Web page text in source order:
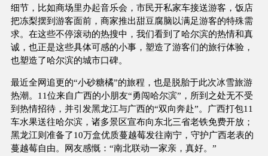
细节，比如商场里办起音乐会，市民开私家车接送游客，饭店
把冻梨摆到游客面前，商家推出甜豆腐脑以满足游客的特殊需
求。在这些不停滚动的热搜中，我们看到了哈尔滨的热情和真
诚，也正是这些具体可感的小事，塑造了游客们的旅行体验，
也塑造了哈尔滨的城市口碑。
最近全网追更的“小砂糖橘”的旅程，也是脱胎于此次冰雪旅游
热潮。11位来自广西的小朋友“勇闯哈尔滨”，所到之处无不受
到热情招待，并引发黑龙江与广西的“双向奔赴”。广西打包11
车水果送往哈尔滨，诸多景区宣布向东北三省老铁免费开放；
黑龙江则准备了10万盒优质蔓越莓发往南宁，守护广西老表的
蔓越莓自由。网友感慨：“南北联动一家亲，真好。”